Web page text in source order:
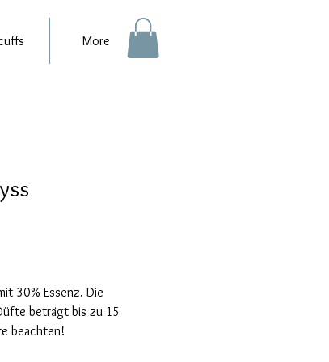
More
30% Essenz. Die
beträgt bis zu 15
beachten!